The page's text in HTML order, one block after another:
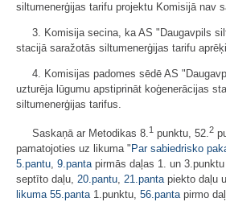
siltumenerģijas tarifu projektu Komisijā nav
3. Komisija secina, ka AS "Daugavpils
stacijā saražotās siltumenerģijas tarifu
4. Komisijas padomes sēdē AS
uzturēja lūgumu apstiprināt koģenerācijas
siltumenerģijas tarifus.
Saskaņā ar Metodikas 8.1 punktu, 52.2
pamatojoties uz likuma " Par sabiedrisko
5.pantu, 9.pantapirmās daļas 1. un 3.punktu
septīto daļu, 20.pantu, 21.pantapiekto daļu
likuma 55.panta1.punktu, 56.pantapirmo